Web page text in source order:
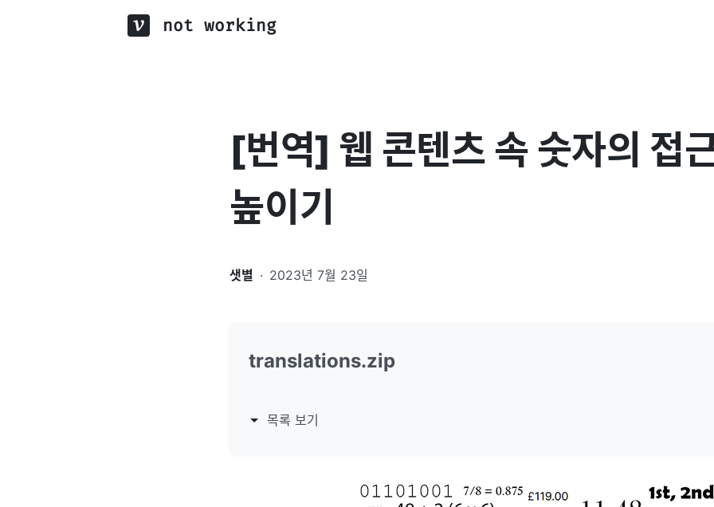
not working
[번역] 웹 콘텐츠 속 숫자의 접
높이기
샛별 · 2023년 7월 23일
translations.zip
목록 보기